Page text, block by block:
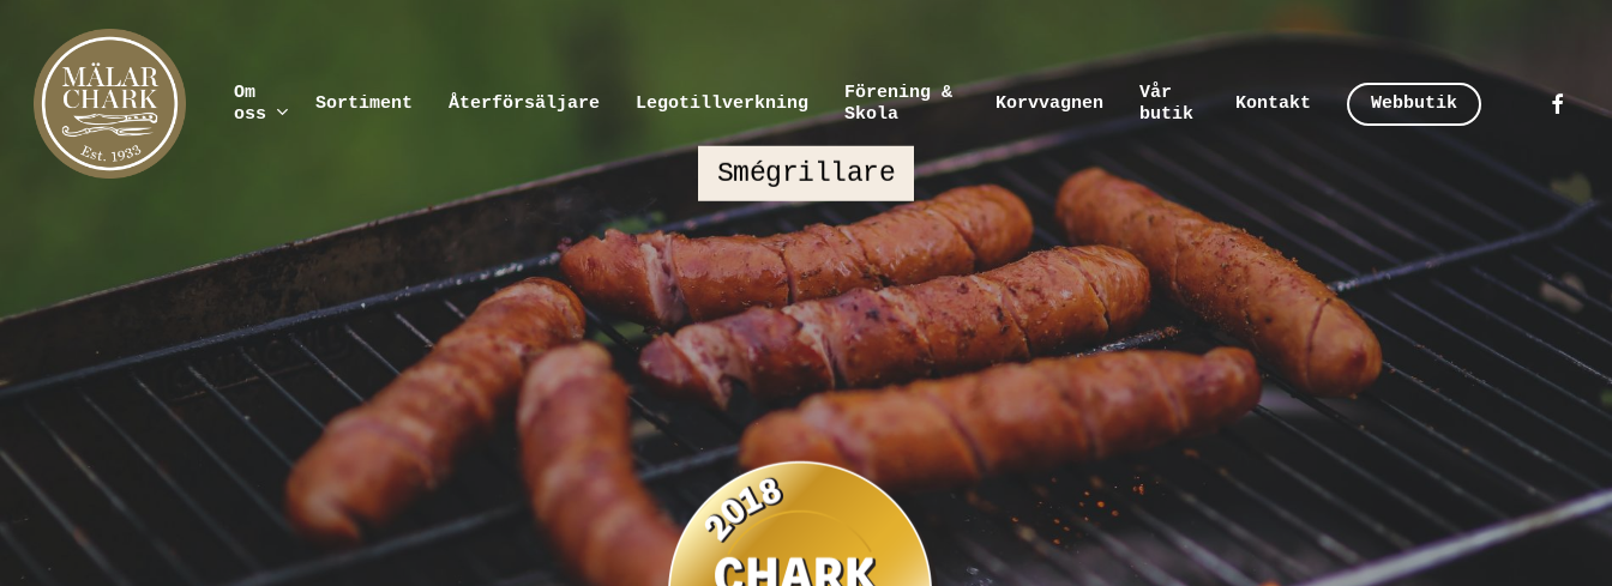
main
content
Om
oss
Sortiment Återförsäljare Legotillverkning
Förening &
Skola
Korvvagnen
Vår
butik
Kontakt Webbutik
Smégrillare